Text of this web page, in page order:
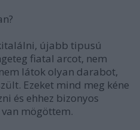
újabb tipusú
fiatal arcot, nem
látok olyan darabot,
Ezeket mind meg kéne
és ehhez bizonyos
mögöttem.